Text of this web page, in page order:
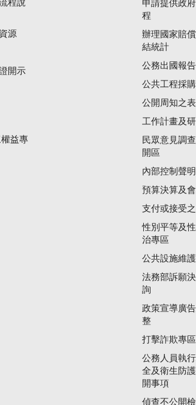
程說
源
開示
益專
申請提供政
程
辦理國家賠
結統計
公務出國報
公共工程採
公開周知之
工作計畫及
民眾意見調
開區
內部控制聲
預算決算及
支付或接受
性別平等及
治專區
公共設施維
法務部訴願
詢
政策宣導廣
整
打擊詐欺專區
公務人員執
全及衛生防
開事項
偵查不公開